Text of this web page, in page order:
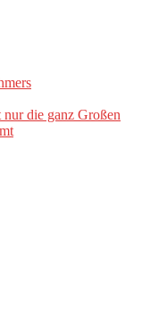
die ganz Großen